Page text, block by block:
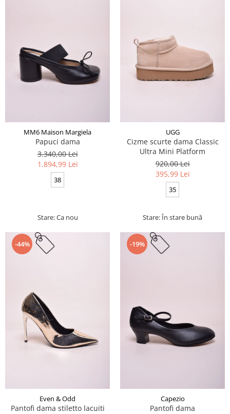
MM6 Maison Margiela
Papuci dama
3.340,00 Lei
1.894,99 Lei
38
Stare: Ca nou
UGG
Cizme scurte dama Classic
Ultra Mini Platform
920,00 Lei
395,99 Lei
35
Stare: În stare bună
-44%
Even & Odd
Pantofi dama stiletto lacuiti
-19%
Capezio
Pantofi dama